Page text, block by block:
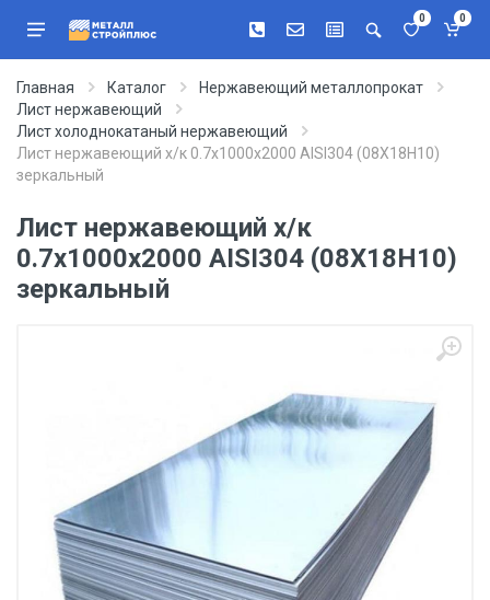
0 0
Главная Каталог
Нержавеющий металлопрокат
Лист нержавеющий
Лист холоднокатаный нержавеющий
Лист нержавеющий х/к 0.7х1000х2000 AISI304 (08Х18Н10)
зеркальный
Лист нержавеющий х/к
0.7х1000х2000 AISI304 (08Х18Н10)
зеркальный